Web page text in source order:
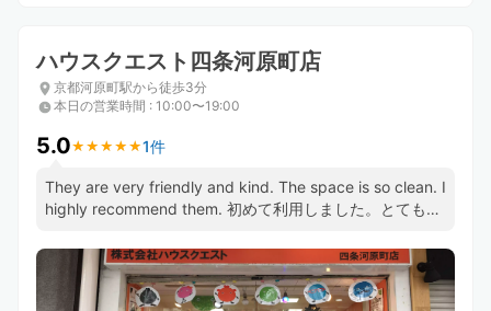
ハウスクエスト四条河原町店
京都河原町駅から徒歩3分
本日の営業時間 : 10:00〜19:00
5.0★ ★ ★ ★ ★
★ ★ ★ ★ ★1件
They are very friendly and kind. The space is so clean. I
highly recommend them. 初めて利用しました。とても親